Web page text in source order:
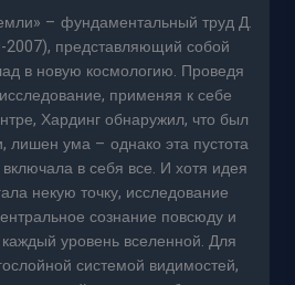
– фундаментальный труд Д.
2007), представляющий собой
в новую космологию. Проведя
применяя к себе
Хардинг обнаружил, что был
лишен ума – однако эта пустота
в себя все. И хотя идея
некую точку, исследование
сознание повсюду и
уровень вселенной. Для
системой видимостей,